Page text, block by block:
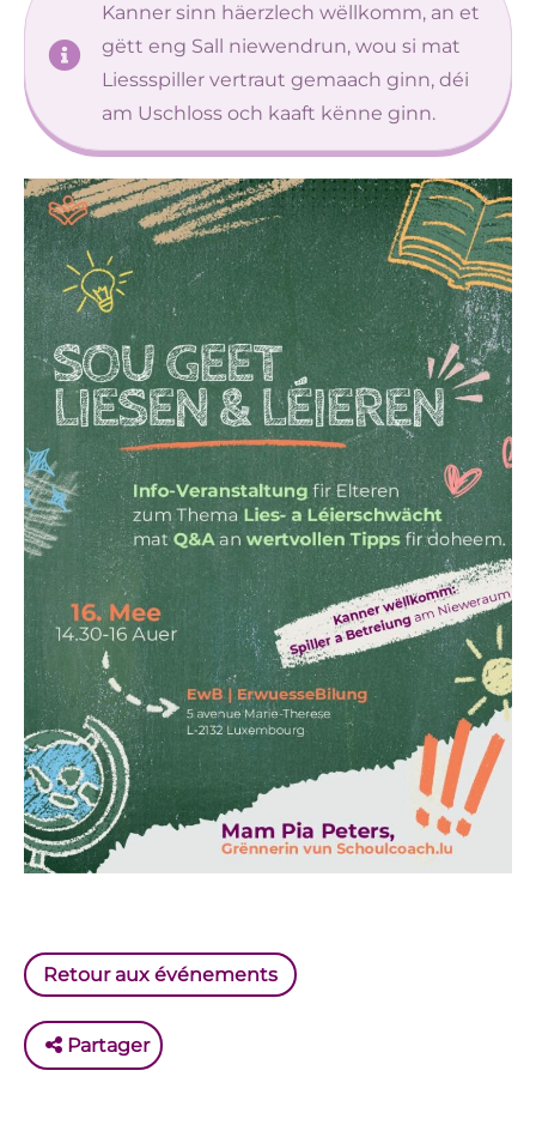
Kanner sinn häerzlech wëllkomm, an et
gëtt eng Sall niewendrun, wou si mat
Liessspiller vertraut gemaach ginn, déi
am Uschloss och kaaft kënne ginn.
Retour aux événements
Partager